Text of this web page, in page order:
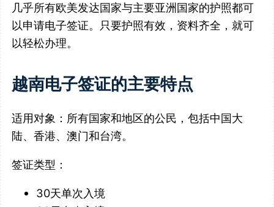
几乎所有欧美发达国家与主要亚洲国家的护照都可
以申请电子签证。只要护照有效，资料齐全，就可
以轻松办理。
越南电子签证的主要特点
适用对象：所有国家和地区的公民，包括中国大
陆、香港、澳门和台湾。
签证类型：
30天单次入境